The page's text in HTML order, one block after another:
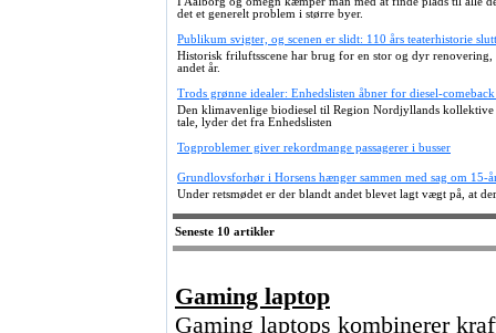
det et generelt problem i større byer.
Publikum svigter, og scenen er slidt: 110 års teaterhistorie
Historisk friluftsscene har brug for en stor og dyr
andet år.
Trods grønne idealer: Enhedslisten åbner for diesel-
Den klimavenlige biodiesel til Region Nordjyllands
tale, lyder det fra Enhedslisten
Togproblemer giver rekordmange passagerer i busser
Grundlovsforhør i Horsens hænger sammen med sag om 15-
Under retsmødet er der blandt andet blevet lagt vægt på, at
Seneste 10 artikler
Gaming laptop
Gaming laptops kombinerer